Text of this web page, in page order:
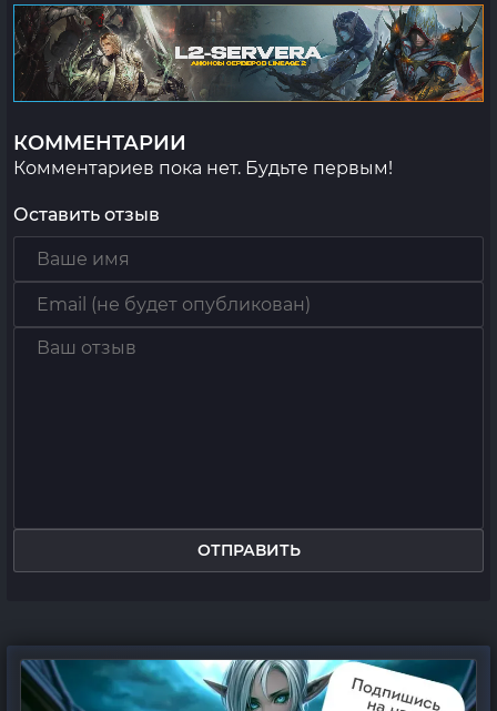
КОММЕНТАРИИ
Комментариев пока нет. Будьте первым!
Оставить отзыв
ОТПРАВИТЬ